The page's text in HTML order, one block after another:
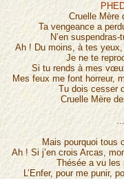
Cruelle Mère
Ta vengeance a
N’en
Ah ! Du moins, à tes
Je ne te
Si tu rends à mes
Mes feux me font horreur,
Tu dois cesser
Cruelle Mère
...
Mais pourquoi tous
Ah ! Si j’en crois Arcas,
Thésée a vu les
L’Enfer, pour me punir,